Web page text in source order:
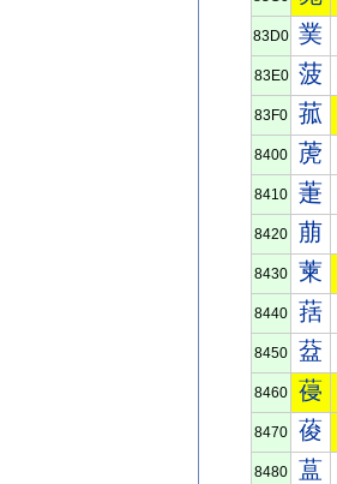
83D0 菐
83E0 菠
83F0 菰
8400 萀
8410 萐
8420 萠
8430 萰
8440 葀
8450 葐
8460 葠
8470 葰
8480 蒀